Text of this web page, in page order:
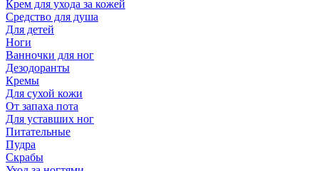
Крем для ухода за кожей
Средство для душа
Для детей
Ноги
Ванночки для ног
Дезодоранты
Кремы
Для сухой кожи
От запаха пота
Для уставших ног
Питательные
Пудра
Скрабы